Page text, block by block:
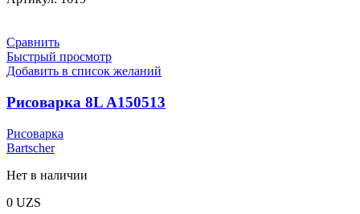
Сравнить
Быстрый просмотр
Добавить в список желаний
Рисоварка 8L A150513
Рисоварка
Bartscher
Нет в наличии
0 UZS